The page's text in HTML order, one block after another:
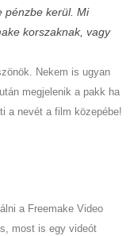
pénzbe kerül. Mi
korszaknak, vagy
Nekem is ugyan
megjelenik a pakk ha
a nevét a film közepébe!
a Freemake Video
most is egy videót